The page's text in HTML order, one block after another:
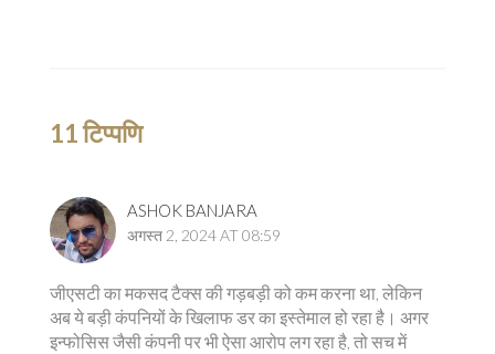
11 टिप्पणि
ASHOK BANJARA
अगस्त 2, 2024 AT 08:59
जीएसटी का मकसद टैक्स की गड़बड़ी को कम करना था, लेकिन
अब ये बड़ी कंपनियों के खिलाफ डर का इस्तेमाल हो रहा है। अगर
इन्फोसिस जैसी कंपनी पर भी ऐसा आरोप लग रहा है, तो सच में